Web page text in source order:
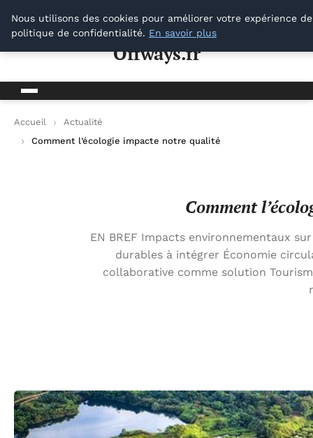
Offways.fr
Offways.fr
Accueil
Actualité
Comment l’écologie impacte notre qualité de vie
Comment
EN BREF Impacts environnementaux
durables à intégrer Économie
collaborative comme solution
Nous utilisons des cookies pour améliorer votre expérience
politique de confidentialité. En savoir plus